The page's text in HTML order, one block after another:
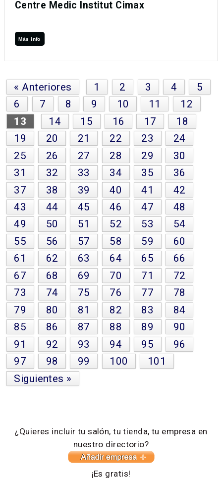
Centre Medic Institut Cimax
Más info
« Anteriores 1 2 3 4
5
6
7 8 9 10 11
12
13
14 15 16 17
18
19
20 21 22 23
24
25
26 27 28 29
30
31
32 33 34 35
36
37
38 39 40 41
42
43
44 45 46 47
48
49
50 51 52 53
54
55
56 57 58 59
60
61
62 63 64 65
66
67
68 69 70 71
72
73
74 75 76 77
78
79
80 81 82 83
84
85
86 87 88 89
90
91
92 93 94 95
96
97
98 99 100
101
Siguientes »
¿Quieres incluir tu salón, tu tienda, tu empresa en
nuestro directorio?
¡Es gratis!